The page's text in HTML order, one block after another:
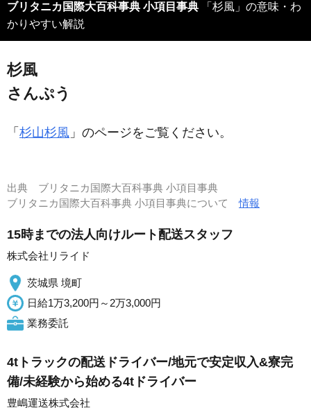
ブリタニカ国際大百科事典 小項目事典
かりやすい解説
杉風
さんぷう
「 杉山杉風 」のページをご覧ください。
出典 ブリタニカ国際大百科事典 小項目事典
ブリタニカ国際大百科事典 小項目事典について情報
15時までの法人向けルート配送スタッフ
株式会社リライド
茨城県 境町
日給1万3,200円～2万3,000円
業務委託
4tトラックの配送ドライバー/地元で安定収入&寮完
備/未経験から始める4tドライバー
豊嶋運送株式会社